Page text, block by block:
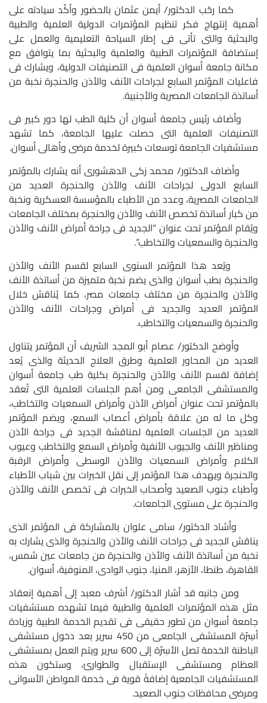
كما رحّب الدكتور/ أيمن عثمان بالحضور وأكّد سيادته على
أهمية إنتهاج فكر تنظيم المؤتمرات الدولية العلمية والطبية
والبحثية والتى تأتى فى إطار السياحة التعليمية والعمل على
إستضافة المؤتمرات الطبية والعلمية والبحثية بما يتوافق مع
مكانة جامعة أسوان العلمية فى التصنيفات الدولية، ويشارك فى
فاعليات المؤتمر السابع لجراحات الأنف والأذن والحنجرة نخبة من
أساتذة الجامعات المصرية والأجنبية.
وأضاف رئيس جامعة أسوان أن كلية الطب لها دور كبير فى
التصنيفات العلمية التى حصلت عليها الجامعة، كما تشهد
مستشفيات الجامعة توسعات كبيرة لخدمة مرضى وأهالى أسوان.
وأضاف الدكتور/ محمد زكى الدهشورى أنه يشارك بالمؤتمر
السابع الدولى لجراحات الأنف والأذن والحنجرة العديد من
الجامعات المصرية، وعدد من الأطباء بالمؤسسة العسكرية ونخبة
من كبار أساتذة تخصص الأنف والأذن والحنجرة بمختلف الجامعات
ويُقام المؤتمر تحت عنوان “الجديد فى جراحة أمراض الأنف والأذن
والحنجرة والسمعيات والتخاطب”.
ويُعد هذا المؤتمر السنوى السابع لقسم الأنف والأذن
والحنجرة بطب أسوان والذى يضم نخبة متميزة من أساتذة الأنف
والأذن والحنجرة من مختلف جامعات مصر، كما يُناقش خلال
المؤتمر العديد والجديد فى أمراض وجراحات الأنف والأذن
والحنجرة والسمعيات والتخاطب.
وأوضح الدكتور/ عصام أبو المجد الشريف أن المؤتمر يتناول
العديد من المحاور العلمية وطرق العلاج الحديثة والذى يُعد
إضافة لقسم الأنف والأذن والحنجرة بكلية طب جامعة أسوان
والمستشفى الجامعى ومن أهم الجلسات العلمية التى تُعقد
بالمؤتمر تحت عنوان أمراض الأذن وأمراض السمعيات والتخاطب،
وكل ما له من علاقة بأمراض أعصاب السمع، ويضم المؤتمر
العديد من الجلسات العلمية لمناقشة الجديد فى جراحة الأذن
ومناظير الأنف والجيوب الأنفية وأمراض السمع والتخاطب وعيوب
الكلام وأمراض السمعيات والأذن الوسطى وأمراض الرقبة
والحنجرة ويهدف هذا المؤتمر إلى نقل الخبرات بين شباب الأطباء
وأطباء جنوب الصعيد وأصحاب الخبرات فى تخصص الأنف والأذن
والحنجرة على مستوى الجامعات.
وأشاد الدكتور/ سامى علوان بالمشاركة فى المؤتمر الذى
يناقش الجديد فى جراحات الأنف والأذن والحنجرة والذى يشارك به
نخبة من أساتذة الأنف والأذن والحنجرة من جامعات عين شمس،
القاهرة، طنطا، الأزهر، المنيا، جنوب الوادى، المنوفية، أسوان.
ومن جانبه قد أشار الدكتور/ أشرف معبد إلى أهمية إنعقاد
مثل هذه المؤتمرات العلمية والطبية فيما تشهده مستشفيات
جامعة أسوان من تطور حقيقى فى تقديم الخدمة الطبية وزيادة
أسِرّة المستشفى الجامعى من 450 سرير بعد دخول مستشفى
الباطنة الخدمة تصل الأسِرّة إلى 600 سرير ويتم العمل بمستشفى
العظام ومستشفى الإستقبال والطوارئ، وستكون هذه
المستشفيات الجامعية إضافةً قوية فى خدمة المواطن الأسوانى
ومرضى محافظات جنوب الصعيد.